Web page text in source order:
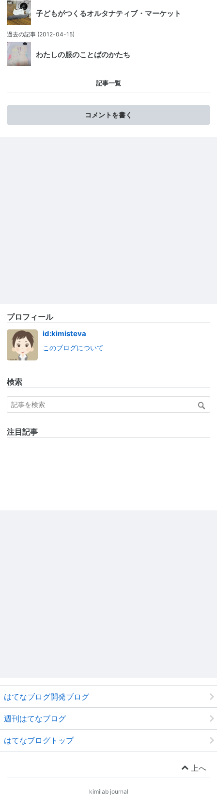
子どもがつくるオルタナティブ・マーケット
過去の記事 (2012-04-15)
わたしの服のことばのかたち
記事一覧
コメントを書く
プロフィール
id:kimisteva
このブログについて
検索
注目記事
はてなブログ開発ブログ
週刊はてなブログ
はてなブログトップ
上へ
kimilab journal